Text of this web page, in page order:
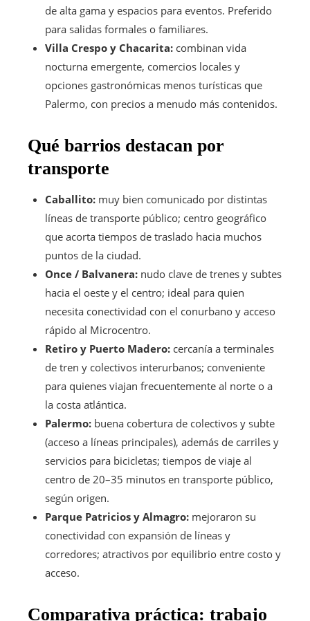
de alta gama y espacios para eventos. Preferido
para salidas formales o familiares.
Villa Crespo y Chacarita: combinan vida
nocturna emergente, comercios locales y
opciones gastronómicas menos turísticas que
Palermo, con precios a menudo más contenidos.
Qué barrios destacan por
transporte
Caballito: muy bien comunicado por distintas
líneas de transporte público; centro geográfico
que acorta tiempos de traslado hacia muchos
puntos de la ciudad.
Once / Balvanera: nudo clave de trenes y subtes
hacia el oeste y el centro; ideal para quien
necesita conectividad con el conurbano y acceso
rápido al Microcentro.
Retiro y Puerto Madero: cercanía a terminales
de tren y colectivos interurbanos; conveniente
para quienes viajan frecuentemente al norte o a
la costa atlántica.
Palermo: buena cobertura de colectivos y subte
(acceso a líneas principales), además de carriles y
servicios para bicicletas; tiempos de viaje al
centro de 20–35 minutos en transporte público,
según origen.
Parque Patricios y Almagro: mejoraron su
conectividad con expansión de líneas y
corredores; atractivos por equilibrio entre costo y
acceso.
Comparativa práctica: trabajo